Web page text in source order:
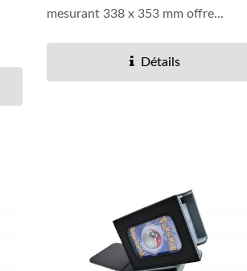
mesurant 338 x 353 mm offre...
Détails